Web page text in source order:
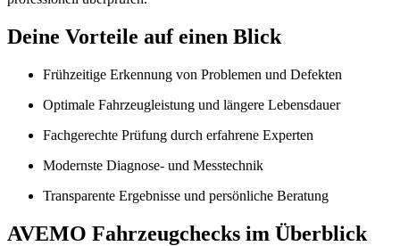
Deine Vorteile auf einen Blick
Frühzeitige Erkennung von Problemen und Defekten
Optimale Fahrzeugleistung und längere Lebensdauer
Fachgerechte Prüfung durch erfahrene Experten
Modernste Diagnose- und Messtechnik
Transparente Ergebnisse und persönliche Beratung
AVEMO Fahrzeugchecks im Überblick